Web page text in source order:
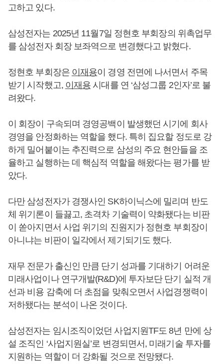
고하고 있다.
삼성전자는 2025년 11월7일 정현호 부회장의 위촉업무
를 삼성전자 회장 보좌역으로 변경했다고 밝혔다.
정현호 부회장은 이재용이 경영 전면에 나서면서 주목
받기 시작했고, 이재용 시대를 연 ‘삼성그룹 2인자’로 불
려왔다.
이 회장이 구속되며 경영공백이 발생했던 시기에 회사
경영을 안정화하는 역할을 했다. 특히 집요할 정도로 강
하게 밀어붙이는 추진력으로 삼성의 주요 현안들을 조
율하고 실행하는 데 핵심적 역할을 해왔다는 평가를 받
았다.
다만 삼성전자가 경쟁사인 SK하이닉스에 밀리며 반도
체 위기론이 들끓고, 초격차 기술력이 약화됐다는 비판
이 쏟아지면서 사업 위기의 진원지가 정현호 부회장이
아니냐는 비판이 일각에서 제기되기도 했다.
재무 전문가 출신인 만큼 단기 성과를 기대하기 어려운
미래사업이나 연구개발(R&D)에 투자보단 단기 실적 개
선과 비용 감축에 더 초점을 맞춰오면서 사업경쟁력이
저하됐다는 분석이 나온 것이다.
삼성전자는 임시조직이었던 사업지원TF도 8년 만에 상
설 조직인 ‘사업지원실’로 변경되면서, 미래기술 투자를
지원하는 역할이 더 강화될 것으로 전망됐다.